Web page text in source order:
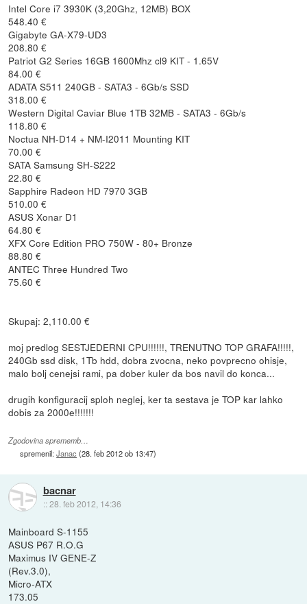
Intel Core i7 3930K (3,20Ghz, 12MB) BOX
548.40 €
Gigabyte GA-X79-UD3
208.80 €
Patriot G2 Series 16GB 1600Mhz cl9 KIT - 1.65V
84.00 €
ADATA S511 240GB - SATA3 - 6Gb/s SSD
318.00 €
Western Digital Caviar Blue 1TB 32MB - SATA3 - 6Gb/s
118.80 €
Noctua NH-D14 + NM-I2011 Mounting KIT
70.00 €
SATA Samsung SH-S222
22.80 €
Sapphire Radeon HD 7970 3GB
510.00 €
ASUS Xonar D1
64.80 €
XFX Core Edition PRO 750W - 80+ Bronze
88.80 €
ANTEC Three Hundred Two
75.60 €
Skupaj: 2,110.00 €
moj predlog SESTJEDERNI CPU!!!!!!, TRENUTNO TOP GRAFA!!!!!,
240Gb ssd disk, 1Tb hdd, dobra zvocna, neko povprecno ohisje,
malo bolj cenejsi rami, pa dober kuler da bos navil do konca...
drugih konfiguracij sploh neglej, ker ta sestava je TOP kar lahko
dobis za 2000e!!!!!!!
Zgodovina sprememb…
spremenil:Janac (28. feb 2012 ob 13:47)
bacnar
::28. feb 2012, 14:36
Mainboard S-1155
ASUS P67 R.O.G
Maximus IV GENE-Z
(Rev.3.0),
Micro-ATX
173.05